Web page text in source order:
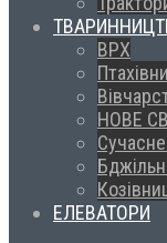
ВРХ
НОВЕ
ЕЛЕВАТОРИ